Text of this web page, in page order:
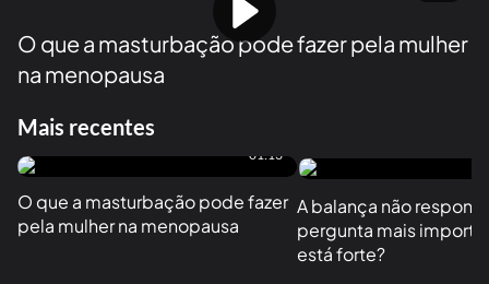
O que a masturbação pode fazer pela mulher
na menopausa
Mais recentes
01:13
O que a masturbação pode fazer
pela mulher na menopausa
A balança não
pergunta mais
está forte?